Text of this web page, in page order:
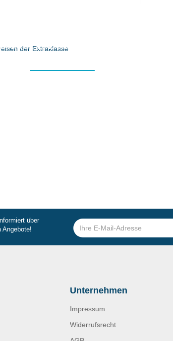
1, DTM, MOTOGP ...
über
Angebote!
Unternehmen
Impressum
Widerrufsrecht